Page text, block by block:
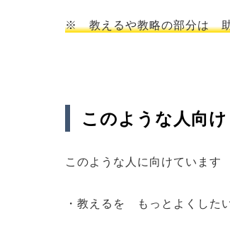
※ 教えるや教略の部分は 助
このような人向け
このような人に向けていま
・教えるを もっとよくした